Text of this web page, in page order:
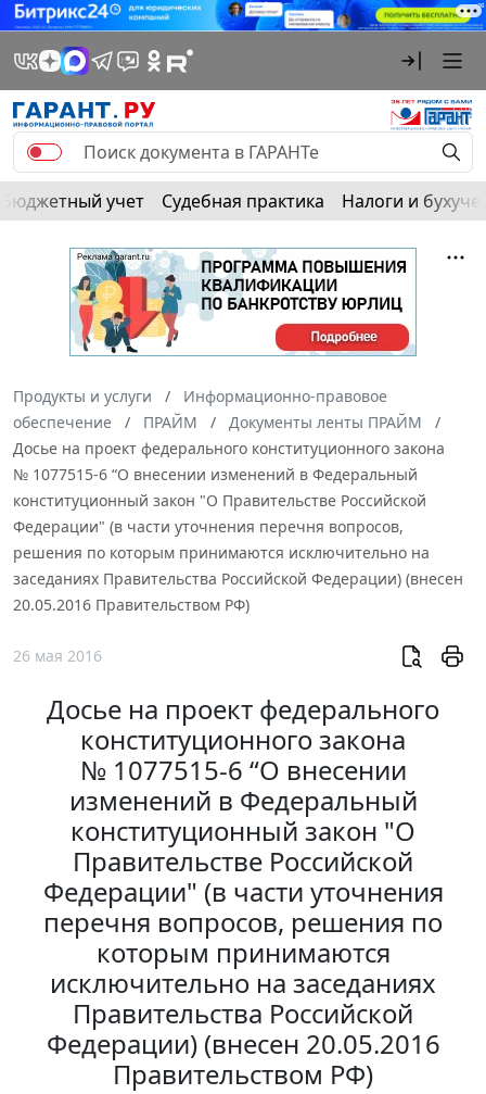
Бюджетный учет Судебная практика Налоги и
Продукты и услуги
Информационно-правовое
обеспечение
ПРАЙМ
Документы ленты ПРАЙМ
Досье на проект федерального конституционного закона
№ 1077515-6 “О внесении изменений в Федеральный
конституционный закон "О Правительстве Российской
Федерации" (в части уточнения перечня вопросов,
решения по которым принимаются исключительно на
заседаниях Правительства Российской Федерации) (внесен
20.05.2016 Правительством РФ)
26 мая 2016
Досье на проект федерального
конституционного закона
№ 1077515-6 “О внесении
изменений в Федеральный
конституционный закон "О
Правительстве Российской
Федерации" (в части уточнения
перечня вопросов, решения по
которым принимаются
исключительно на заседаниях
Правительства Российской
Федерации) (внесен 20.05.2016
Правительством РФ)